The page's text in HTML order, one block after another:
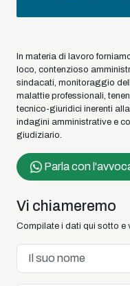
In materia di lavoro
loco, contenzioso
sindacati, monitoraggio
malattie professionali,
tecnico-giuridici inerenti
indagini amministrative e
giudiziario.
Parla con
Vi chiameremo
Compilate i dati qui sotto e